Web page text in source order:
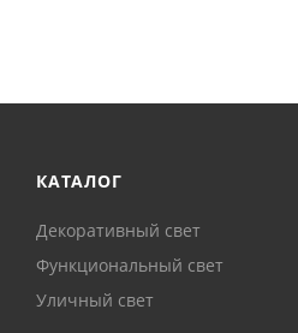
КАТАЛОГ
Декоративный свет
Функциональный свет
Уличный свет